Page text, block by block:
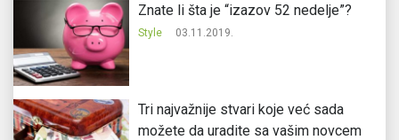
Znate li šta je “izazov 52 nedelje”?
Style 03.11.2019.
Tri najvažnije stvari koje već sada
možete da uradite sa vašim novcem